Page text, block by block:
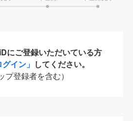
にご登録いただいている方
グイン」 してください。
プ登録者を含む）